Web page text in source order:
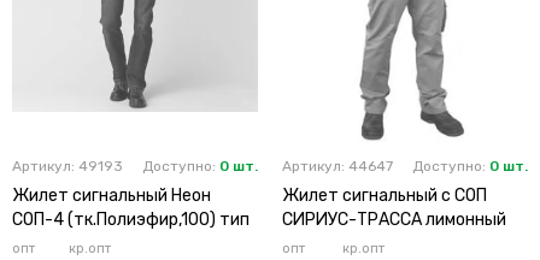
Артикул: 49193 Доступно: 0 шт.
Жилет сигнальный Неон
СОП-4 (тк.Полиэфир,100) тип
3Э, оранжевый
опт кр.опт
Артикул: 44647 Доступно: 0 шт.
Жилет сигнальный с СОП
СИРИУС-ТРАССА лимонный
опт кр.опт